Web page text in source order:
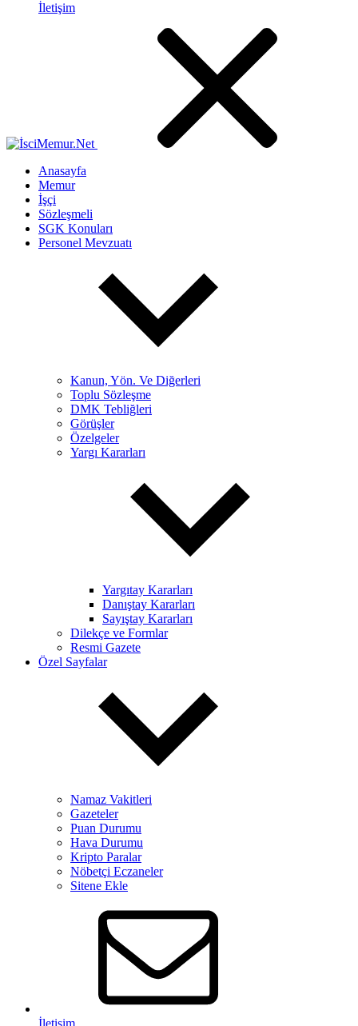
İletişim
Anasayfa
Memur
İşçi
Sözleşmeli
SGK Konuları
Personel Mevzuatı
Kanun, Yön. Ve Diğerleri
Toplu Sözleşme
DMK Tebliğleri
Görüşler
Özelgeler
Yargı Kararları
Yargıtay Kararları
Danıştay Kararları
Sayıştay Kararları
Dilekçe ve Formlar
Resmi Gazete
Özel Sayfalar
Namaz Vakitleri
Gazeteler
Puan Durumu
Hava Durumu
Kripto Paralar
Nöbetçi Eczaneler
Sitene Ekle
İletişim